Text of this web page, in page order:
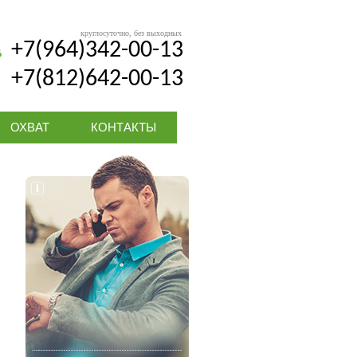
круглосуточно, без выходных
+7(964)342-00-13
+7(812)642-00-13
ОХВАТ КОНТАКТЫ